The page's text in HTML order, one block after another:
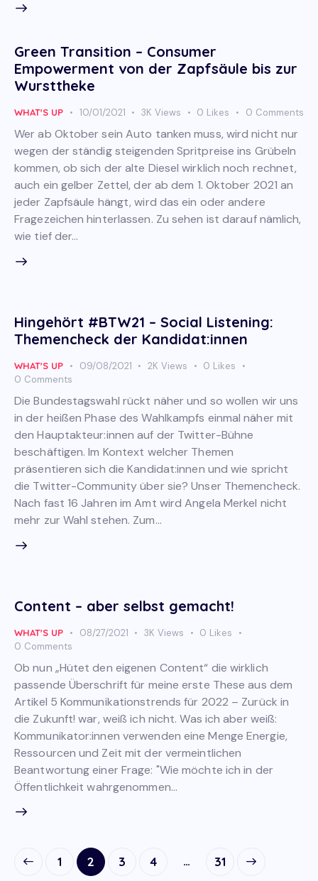
Green Transition – Consumer
Empowerment von der Zapfsäule bis zur
Wursttheke
WHAT'S UP 10/01/2021 3K Views 0 Likes 0 Comments
Wer ab Oktober sein Auto tanken muss, wird nicht nur
wegen der ständig steigenden Spritpreise ins Grübeln
kommen, ob sich der alte Diesel wirklich noch rechnet,
auch ein gelber Zettel, der ab dem 1. Oktober 2021 an
jeder Zapfsäule hängt, wird das ein oder andere
Fragezeichen hinterlassen. Zu sehen ist darauf nämlich,
wie tief der…
Hingehört #BTW21 – Social Listening:
Themencheck der Kandidat:innen
WHAT'S UP 09/08/2021 2K Views 0 Likes
0 Comments
Die Bundestagswahl rückt näher und so wollen wir uns
in der heißen Phase des Wahlkampfs einmal näher mit
den Hauptakteur:innen auf der Twitter-Bühne
beschäftigen. Im Kontext welcher Themen
präsentieren sich die Kandidat:innen und wie spricht
die Twitter-Community über sie? Unser Themencheck.
Nach fast 16 Jahren im Amt wird Angela Merkel nicht
mehr zur Wahl stehen. Zum…
Content – aber selbst gemacht!
WHAT'S UP 08/27/2021 3K Views 0 Likes
0 Comments
Ob nun „Hütet den eigenen Content“ die wirklich
passende Überschrift für meine erste These aus dem
Artikel 5 Kommunikationstrends für 2022 – Zurück in
die Zukunft! war, weiß ich nicht. Was ich aber weiß:
Kommunikator:innen verwenden eine Menge Energie,
Ressourcen und Zeit mit der vermeintlichen
Beantwortung einer Frage: "Wie möchte ich in der
Öffentlichkeit wahrgenommen…
Posts
navigation
Page
1 Page
2 Page
3 Page
4 … Page
31